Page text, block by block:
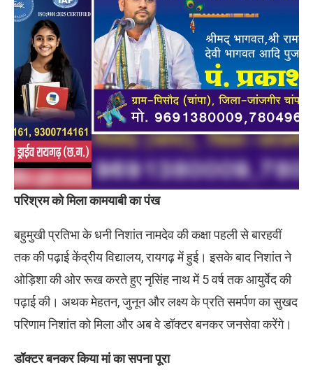
परिश्रम को मिला कामयाबी का पंख
बहुमुखी प्रतिभा के धनी निशांत नामदेव की कक्षा पहली से बारहवीं
तक की पढ़ाई केंद्रीय विद्यालय, रायगढ़ में हुई। इसके बाद निशांत ने
ओड़िशा की ओर रूख करते हुए नृसिंह नाथ में 5 वर्ष तक आयुर्वेद की
पढ़ाई की। अथक मेहतन, जुनून और लक्ष्य के प्रति समर्पण का सुखद
परिणाम निशांत को मिला और अब वे डॉक्टर बनकर जनसेवा करेंगे।
डॉक्टर बनकरकियामां का सपना पूरा